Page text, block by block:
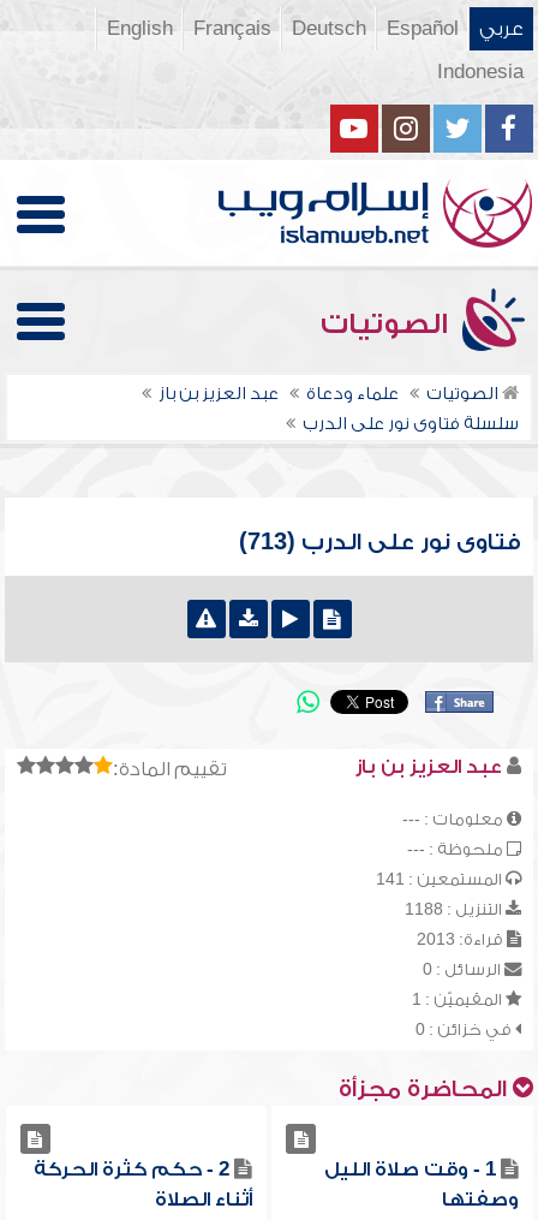
عربي Español
Deutsch
Français
English
Indonesia
الصوتيات
الصوتيات علماء ودعاة
عبد العزيز بن باز
سلسلة فتاوى نور على الدرب
فتاوى نور على الدرب (713)
تقييم المادة: عبد العزيز بن باز
معلومات : ---
ملحوظة : ---
المستمعين : 141
التنزيل : 1188
قراءة: 2013
الرسائل : 0
المقيميّن : 1
في خزائن : 0
المحاضرة مجزأة
1 - وقت صلاة الليل
وصفتها
2 - حكم كثرة الحركة
أثناء الصلاة